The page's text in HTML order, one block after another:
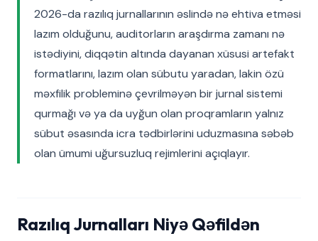
2026-da razılıq jurnallarının əslində nə ehtiva etməsi
lazım olduğunu, auditorların araşdırma zamanı nə
istədiyini, diqqətin altında dayanan xüsusi artefakt
formatlarını, lazım olan sübutu yaradan, lakin özü
məxfilik probleminə çevrilməyən bir jurnal sistemi
qurmağı və ya da uyğun olan proqramların yalnız
sübut əsasında icra tədbirlərini uduzmasına səbəb
olan ümumi uğursuzluq rejimlerini açıqlayır.
Razılıq Jurnalları Niyə Qəfildən